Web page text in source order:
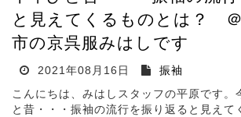
と見えてくるものとは？ ＠
市の京呉服みはしです
2021年08月16日
振袖
こんにちは、みはしスタッフの平原です。
と昔・・・振袖の流行を振り返ると見えて